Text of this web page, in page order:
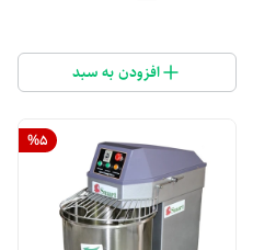
افزودن به سبد
%5